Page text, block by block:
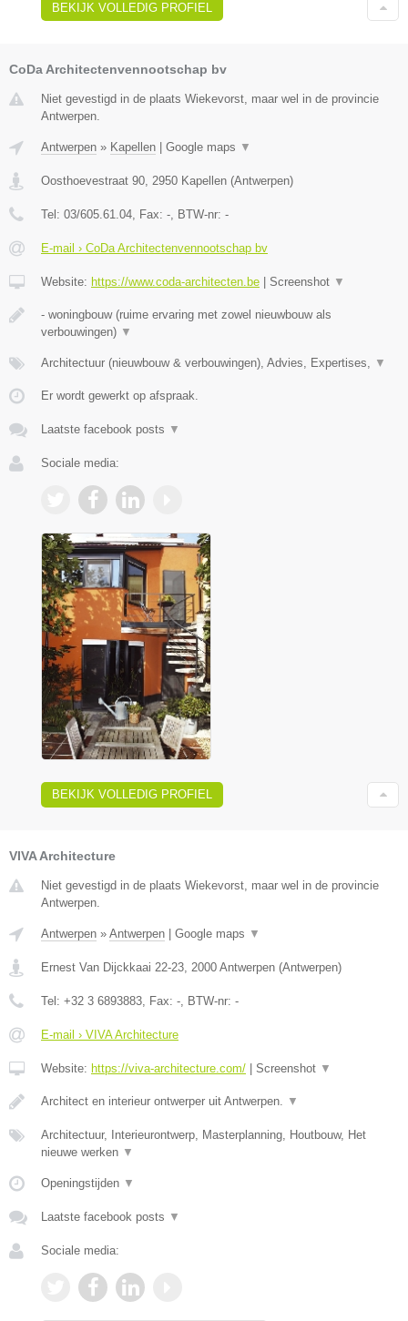
BEKIJK VOLLEDIG PROFIEL
CoDa Architectenvennootschap bv
Niet gevestigd in de plaats Wiekevorst, maar wel in de provincie
Antwerpen.
Antwerpen » Kapellen Google maps ▼
Oosthoevestraat 90, 2950 Kapellen (Antwerpen)
Tel: 03/605.61.04, Fax: -, BTW-nr: -
E-mail › CoDa Architectenvennootschap bv
Website: https://www.coda-architecten.be Screenshot ▼
- woningbouw (ruime ervaring met zowel nieuwbouw als
verbouwingen) ▼
Architectuur (nieuwbouw & verbouwingen), Advies, Expertises, ▼
Er wordt gewerkt op afspraak.
Laatste facebook posts ▼
Sociale media:
BEKIJK VOLLEDIG PROFIEL
VIVA Architecture
Niet gevestigd in de plaats Wiekevorst, maar wel in de provincie
Antwerpen.
Antwerpen » Antwerpen Google maps ▼
Ernest Van Dijckkaai 22-23 2000 Antwerpen (Antwerpen)
Tel: +32 3 6893883 , Fax: - , BTW-nr: -
E-mail › VIVA Architecture
Website: https://viva-architecture.com/ Screenshot ▼
Architect en interieur ontwerper uit Antwerpen. ▼
Architectuur, Interieurontwerp, Masterplanning, Houtbouw, Het
nieuwe werken ▼
Openingstijden ▼
Laatste facebook posts ▼
Sociale media: